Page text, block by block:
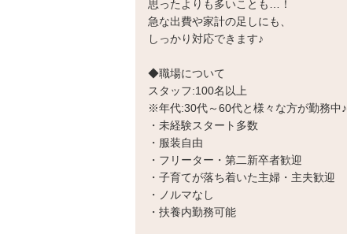
思ったよりも多いことも…！
急な出費や家計の足しにも、
しっかり対応できます♪
◆職場について
スタッフ:100名以上
※年代:30代～60代と様々な方が勤務中♪
・未経験スタート多数
・服装自由
・フリーター・第二新卒者歓迎
・子育てが落ち着いた主婦・主夫歓迎
・ノルマなし
・扶養内勤務可能